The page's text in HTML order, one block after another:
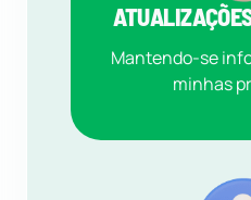
Mantendo-se
minhas